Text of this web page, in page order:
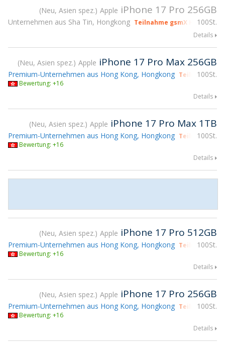
Neu, Asien spez. Apple iPhone 17 Pro 256GB
100St.
Unternehmen aus Sha Tin, Hongkong Teilnahme gsmX Hong Kong
Details
Neu, Asien spez. Apple iPhone 17 Pro Max 256GB
100St.
Premium-Unternehmen aus Hong Kong, Hongkong Teilnahme
Bewertung: +16
Details
Neu, Asien spez. Apple iPhone 17 Pro Max 1TB
100St.
Premium-Unternehmen aus Hong Kong, Hongkong Teilnahme
Bewertung: +16
Details
Neu, Asien spez. Apple iPhone 17 Pro 512GB
100St.
Premium-Unternehmen aus Hong Kong, Hongkong Teilnahme
Bewertung: +16
Details
Neu, Asien spez. Apple iPhone 17 Pro 256GB
100St.
Premium-Unternehmen aus Hong Kong, Hongkong Teilnahme
Bewertung: +16
Details